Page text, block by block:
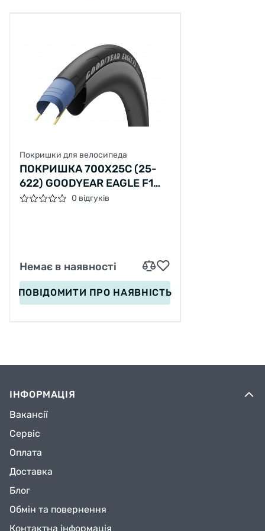
Покришки для велосипеда
ПОКРИШКА 700X25C (25-
622) GOODYEAR EAGLE F1
TUBE TYPE, FOLDING, BLACK,
0 відгуків
Немає в наявності
ПОВІДОМИТИ ПРО НАЯВНІСТЬ
ІНФОРМАЦІЯ
Вакансії
Сервіс
Оплата
Доставка
Блог
Обмін та повернення
Контактна інформація